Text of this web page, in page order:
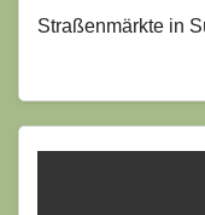
Straßenmärkte in